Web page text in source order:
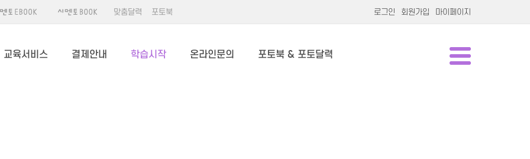
맞춤달력 포토북 로그인 회원가입 마이페이지
교육서비스 결제안내 학습시작 온라인문의 포토북 & 포토달력